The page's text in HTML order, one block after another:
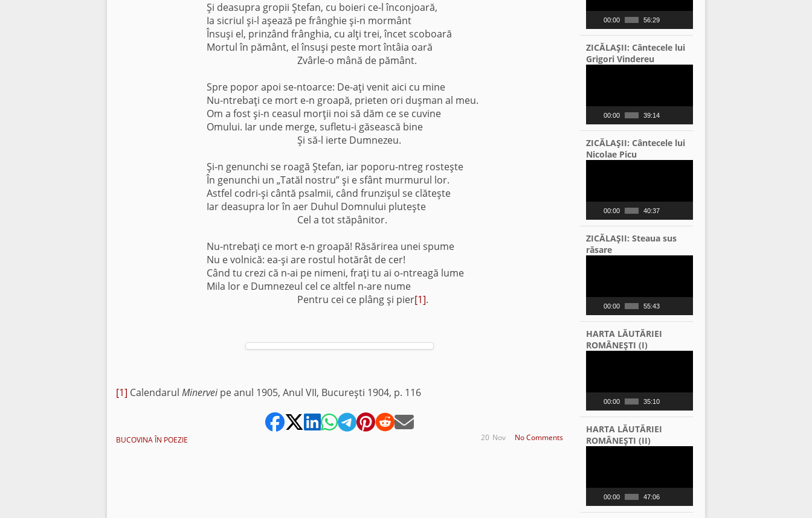
Şi deasupra gropii Ştefan, cu boieri ce-l înconjoară,
Ia sicriul şi-l aşează pe frânghie şi-n mormânt
Însuşi el, prinzând frânghia, cu alţi trei, încet scoboară
Mortul în pământ, el însuşi peste mort întâia oară
Zvârle-o mână de pământ.
Spre popor apoi se-ntoarce: De-aţi venit aici cu mine
Nu-ntrebaţi ce mort e-n groapă, prieten ori duşman al meu.
Om a fost şi-n ceasul morţii noi să dăm ce se cuvine
Omului. Iar unde merge, sufletu-i găsească bine
Şi să-l ierte Dumnezeu.
Şi-n genunchi se roagă Ştefan, iar poporu-ntreg rosteşte
În genunchi un „Tatăl nostru” şi e sfânt murmurul lor.
Astfel codri-şi cântă psalmii, când frunzişul se clăteşte
Iar deasupra lor în aer Duhul Domnului pluteşte
Cel a tot stăpânitor.
Nu-ntrebaţi ce mort e-n groapă! Răsărirea unei spume
Nu e volnică: ea-şi are rostul hotărât de cer!
Când tu crezi că n-ai pe nimeni, fraţi tu ai o-ntreagă lume
Mila lor e Dumnezeul cel ce altfel n-are nume
Pentru cei ce plâng şi pier[1].
[1] Calendarul Minerveipe anul 1905, Anul VII, Bucureşti 1904, p. 116
BUCOVINA ÎN POEZIE No Comments
Nov
20
00:00 56:29
ZICĂLAŞII: Cântecele lui
Grigori Vindereu
00:00 39:14
ZICĂLAŞII: Cântecele lui
Nicolae Picu
00:00 40:37
ZICĂLAŞII: Steaua sus
răsare
00:00 55:43
HARTA LĂUTĂRIEI
ROMÂNEŞTI (I)
00:00 35:10
HARTA LĂUTĂRIEI
ROMÂNEŞTI (II)
00:00 47:06